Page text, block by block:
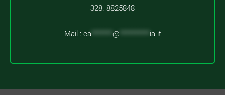
328. 8825848
Mail : ca @ ia.it